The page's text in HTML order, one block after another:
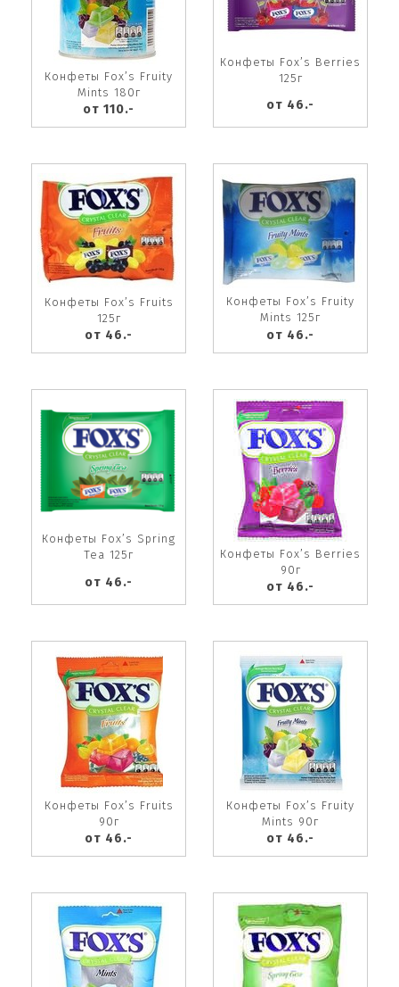
Конфеты Fox’s Fruity
Mints 180г
от 110.-
Конфеты Fox’s Berries
125г
от 46.-
Конфеты Fox’s Fruits
125г
от 46.-
Конфеты Fox’s Fruity
Mints 125г
от 46.-
Конфеты Fox’s Spring
Tea 125г
от 46.-
Конфеты Fox’s Berries
90г
от 46.-
Конфеты Fox’s Fruits
90г
от 46.-
Конфеты Fox’s Fruity
Mints 90г
от 46.-